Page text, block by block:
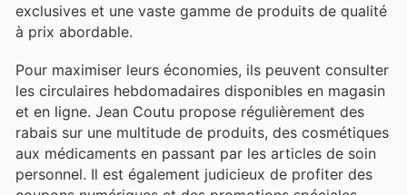
exclusives et une vaste gamme de produits de qualité
à prix abordable.
Pour maximiser leurs économies, ils peuvent consulter
les circulaires hebdomadaires disponibles en magasin
et en ligne. Jean Coutu propose régulièrement des
rabais sur une multitude de produits, des cosmétiques
aux médicaments en passant par les articles de soin
personnel. Il est également judicieux de profiter des